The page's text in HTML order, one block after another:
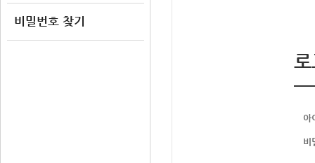
비밀번호 찾기
아
비